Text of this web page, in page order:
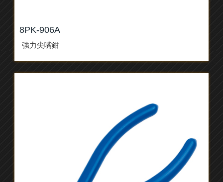
8PK-906A
強力尖嘴鉗